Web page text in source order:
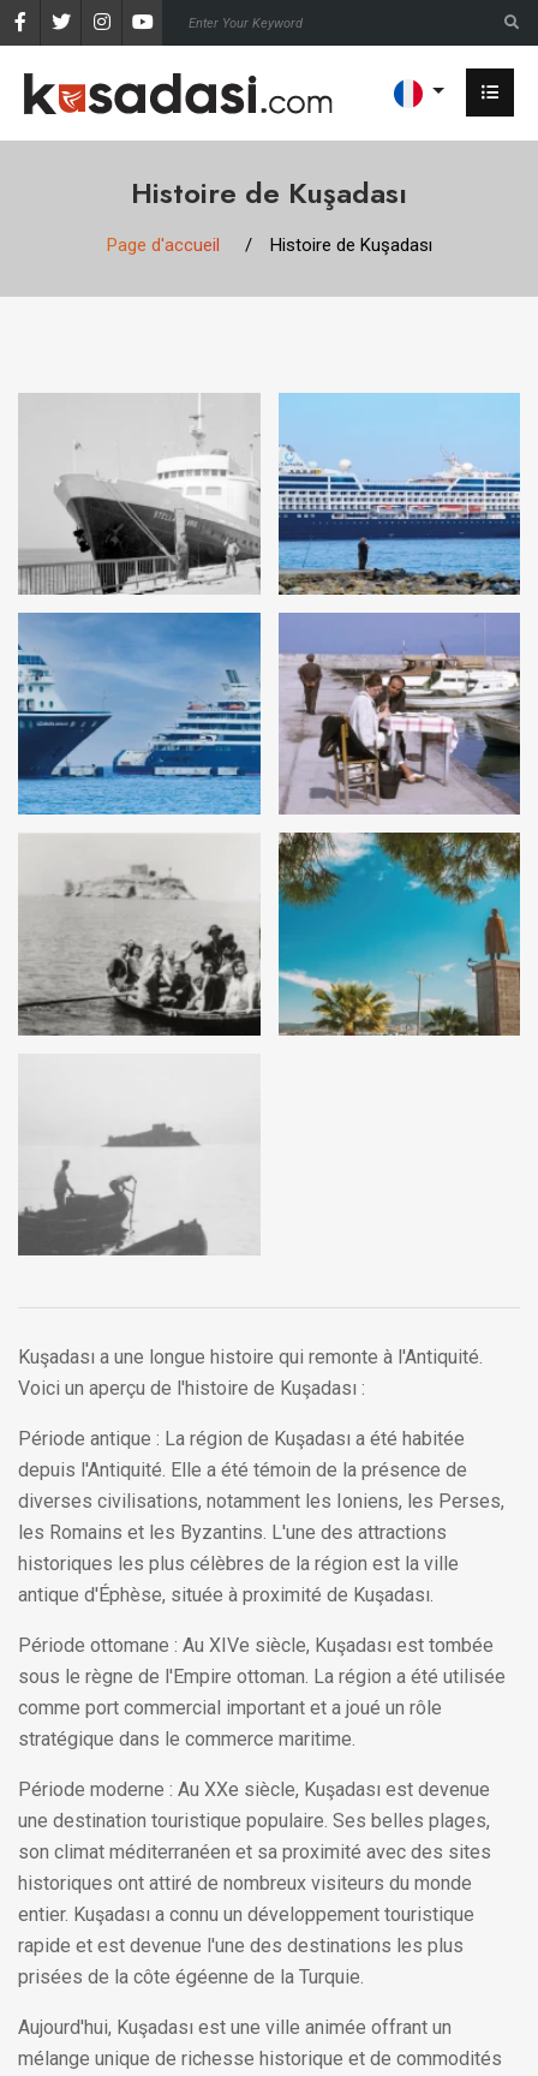
Histoire de Kuşadası
Page d'accueil Histoire de Kuşadası
Kuşadası a une longue histoire qui remonte à l'Antiquité.
Voici un aperçu de l'histoire de Kuşadası :
Période antique : La région de Kuşadası a été habitée
depuis l'Antiquité. Elle a été témoin de la présence de
diverses civilisations, notamment les Ioniens, les Perses,
les Romains et les Byzantins. L'une des attractions
historiques les plus célèbres de la région est la ville
antique d'Éphèse, située à proximité de Kuşadası.
Période ottomane : Au XIVe siècle, Kuşadası est tombée
sous le règne de l'Empire ottoman. La région a été utilisée
comme port commercial important et a joué un rôle
stratégique dans le commerce maritime.
Période moderne : Au XXe siècle, Kuşadası est devenue
une destination touristique populaire. Ses belles plages,
son climat méditerranéen et sa proximité avec des sites
historiques ont attiré de nombreux visiteurs du monde
entier. Kuşadası a connu un développement touristique
rapide et est devenue l'une des destinations les plus
prisées de la côte égéenne de la Turquie.
Aujourd'hui, Kuşadası est une ville animée offrant un
mélange unique de richesse historique et de commodités